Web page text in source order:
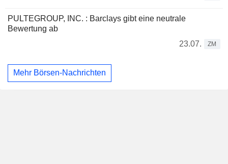
PULTEGROUP, INC. : Barclays gibt eine neutrale
Bewertung ab
23.07.
ZM
Mehr Börsen-Nachrichten